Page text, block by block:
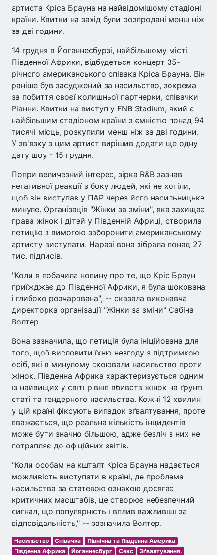
артиста Кріса Брауна на найвідомішому стадіоні
країни. Квитки на захід були розпродані менш ніж
за дві години.
14 грудня в Йоганнесбурзі, найбільшому місті
Південної Африки, відбудеться концерт 35-
річного американського співака Кріса Брауна. Він
раніше був засуджений за насильство, зокрема
за побиття своєї колишньої партнерки, співачки
Ріанни. Квитки на виступ у FNB Stadium, який є
найбільшим стадіоном країни з ємністю понад 94
тисячі місць, розкупили менш ніж за дві години.
У зв'язку з цим артист вирішив додати ще одну
дату шоу - 15 грудня.
Попри величезний інтерес, зірка R&B зазнав
негативної реакції з боку людей, які не хотіли,
щоб він виступав у ПАР через його насильницьке
минуле. Організація "Жінки за зміни", яка захищає
права жінок і дітей у Південній Африці, створила
петицію з вимогою заборонити американському
артисту виступати. Наразі вона зібрала понад 27
тис. підписів.
"Коли я побачила новину про те, що Кріс Браун
приїжджає до Південної Африки, я була шокована
і глибоко розчарована", -- сказала виконавча
директорка організації "Жінки за зміни" Сабіна
Волтер.
Вона зазначила, що петиція була ініційована для
того, щоб висловити їхню незгоду з підтримкою
осіб, які в минулому скоювали насильство проти
жінок. Південна Африка характеризується одним
із найвищих у світі рівнів вбивств жінок на ґрунті
статі та гендерного насильства. Кожні 12 хвилин
у цій країні фіксують випадок зґвалтування, проте
вважається, що реальна кількість інцидентів
може бути значно більшою, адже безліч з них не
потрапляє до офіційних звітів.
"Коли особам на кшталт Кріса Брауна надається
можливість виступати в країні, де проблема
насильства за статевою ознакою досягає
критичних масштабів, це створює небезпечний
сигнал, що популярність і вплив важливіші за
відповідальність," -- зазначила Волтер.
Насильство Співачка
Північна та Південна Америка
Південна Африка
Йоганнесбург Секс
Зґвалтування.